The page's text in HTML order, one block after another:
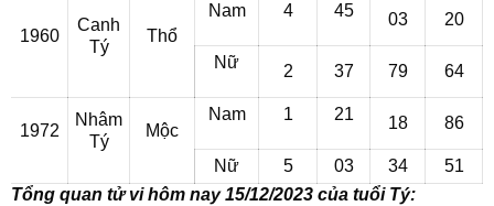
1960
Canh
Tý
Thổ
Nam 4 45 03 20
Nữ 2 37 79 64
1972
Nhâm
Tý
Mộc
Nam 1 21 18 86
Nữ 5 03 34
51
Tổng quan tử vi hôm nay 15/12/2023 của tuổi Tý: